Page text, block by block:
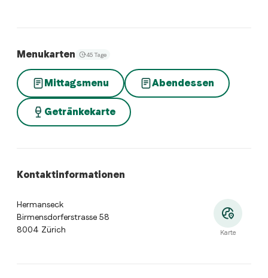
Menukarten 45 Tage
Mittagsmenu Abendessen
Getränkekarte
Kontaktinformationen
Hermanseck
Birmensdorferstrasse 58
8004 Zürich
Karte